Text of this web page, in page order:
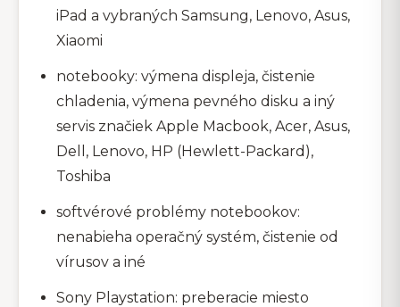
iPad a vybraných Samsung, Lenovo, Asus,
Xiaomi
notebooky: výmena displeja, čistenie
chladenia, výmena pevného disku a iný
servis značiek Apple Macbook, Acer, Asus,
Dell, Lenovo, HP (Hewlett-Packard),
Toshiba
softvérové problémy notebookov:
nenabieha operačný systém, čistenie od
vírusov a iné
Sony Playstation: preberacie miesto